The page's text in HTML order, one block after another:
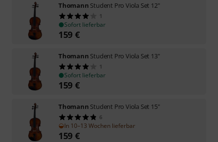
Thomann Student Pro Viola Set 12"
1
Sofort lieferbar
159 €
Thomann Student Pro Viola Set 13"
1
Sofort lieferbar
159 €
Thomann Student Pro Viola Set 15"
6
In 10–13 Wochen lieferbar
159 €